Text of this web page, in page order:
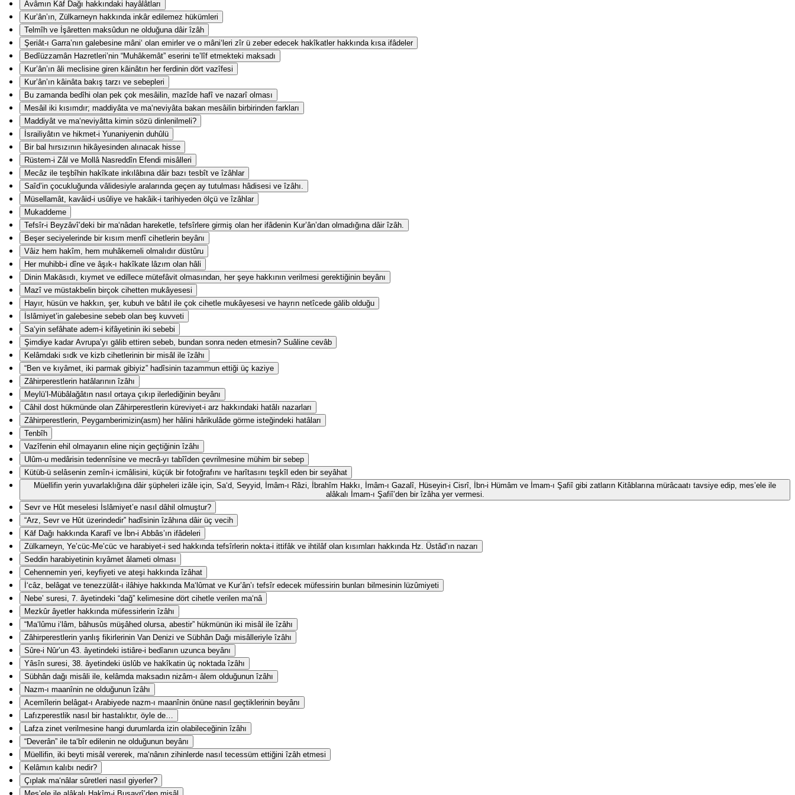
Avâmın Kāf Dağı hakkındaki hayâlâtları
Kur’ân’ın, Zülkarneyn hakkında inkâr edilemez hükümleri
Telmîh ve İşâretten maksûdun ne olduğuna dâir îzâh
Şeriât-ı Garra’nın galebesine mâni‘ olan emirler ve o mâni‘leri zîr ü zeber edecek hakîkatler hakkında kısa ifâdeler
Bedîüzzamân Hazretleri’nin “Muhâkemât” eserini te’lîf etmekteki maksadı
Kur’ân’ın âli meclisine giren kâinâtın her ferdinin dört vazîfesi
Kur’ân’ın kâinâta bakış tarzı ve sebepleri
Bu zamanda bedîhi olan pek çok mesâilin, mazîde hafî ve nazarî olması
Mesâil iki kısımdır; maddiyâta ve ma‘neviyâta bakan mesâilin birbirinden farkları
Maddiyât ve ma‘neviyâtta kimin sözü dinlenilmeli?
İsrailiyâtın ve hikmet-i Yunaniyenin duhûlü
Bir bal hırsızının hikâyesinden alınacak hisse
Rüstem-i Zâl ve Mollâ Nasreddîn Efendi misâlleri
Mecâz ile teşbîhin hakîkate inkılâbına dâir bazı tesbît ve îzâhlar
Saîd’in çocukluğunda vâlidesiyle aralarında geçen ay tutulması hâdisesi ve îzâhı.
Müsellamât, kavâid-i usûliye ve hakâik-i tarihiyeden ölçü ve îzâhlar
Mukaddeme
Tefsîr-i Beyzâvî’deki bir ma‘nâdan hareketle, tefsîrlere girmiş olan her ifâdenin Kur’ân’dan olmadığına dâir îzâh.
Beşer seciyelerinde bir kısım menfî cihetlerin beyânı
Vâiz hem hakîm, hem muhâkemeli olmalıdır düstûru
Her muhibb-i dîne ve âşık-ı hakîkate lâzım olan hâli
Dinin Makāsıdı, kıymet ve edillece mütefâvit olmasından, her şeye hakkının verilmesi gerektiğinin beyânı
Mazî ve müstakbelin birçok cihetten mukâyesesi
Hayır, hüsün ve hakkın, şer, kubuh ve bâtıl ile çok cihetle mukâyesesi ve hayrın netîcede gālib olduğu
İslâmiyet’in galebesine sebeb olan beş kuvveti
Sa‘yin sefâhate adem-i kifâyetinin iki sebebi
Şimdiye kadar Avrupa’yı gālib ettiren sebeb, bundan sonra neden etmesin? Suâline cevâb
Kelâmdaki sıdk ve kizb cihetlerinin bir misâl ile îzâhı
“Ben ve kıyâmet, iki parmak gibiyiz” hadîsinin tazammun ettiği üç kaziye
Zâhirperestlerin hatâlarının îzâhı
Meylü’l-Mübâlağâtın nasıl ortaya çıkıp ilerlediğinin beyânı
Câhil dost hükmünde olan Zâhirperestlerin küreviyet-i arz hakkındaki hatâlı nazarları
Zâhirperestlerin, Peygamberimizin(asm) her hâlini hârikulâde görme isteğindeki hatâları
Tenbîh
Vazîfenin ehil olmayanın eline niçin geçtiğinin îzâhı
Ulûm-u medârisin tedennîsine ve mecrâ-yı tabîîden çevrilmesine mühim bir sebep
Kütüb-ü selâsenin zemîn-i icmâlisini, küçük bir fotoğrafını ve harîtasını teşkîl eden bir seyâhat
Müellifin yerin yuvarlaklığına dâir şüpheleri izâle için, Sa‘d, Seyyid, İmâm-ı Râzi, İbrahîm Hakkı, İmâm-ı Gazalî, Hüseyin-i Cisrî, İbn-i Hümâm ve İmam-ı Şafiî gibi zatların Kitâblarına mürâcaatı tavsiye edip, mes’ele ile
alâkalı İmam-ı Şafiî’den bir îzâha yer vermesi.
Sevr ve Hût meselesi İslâmiyet’e nasıl dâhil olmuştur?
“Arz, Sevr ve Hût üzerindedir” hadîsinin îzâhına dâir üç vecih
Kāf Dağı hakkında Karafî ve İbn-i Abbâs’ın ifâdeleri
Zülkarneyn, Ye’cüc-Me’cüc ve harabiyet-i sed hakkında tefsîrlerin nokta-i ittifâk ve ihtilâf olan kısımları hakkında Hz. Üstâd’ın nazarı
Seddin harabiyetinin kıyâmet âlameti olması
Cehennemin yeri, keyfiyeti ve ateşi hakkında îzâhat
İ‘câz, belâgat ve tenezzülât-ı ilâhiye hakkında Ma‘lûmat ve Kur’ân’ı tefsîr edecek müfessirin bunları bilmesinin lüzûmiyeti
Nebe’ suresi, 7. âyetindeki “dağ” kelimesine dört cihetle verilen ma‘nâ
Mezkûr âyetler hakkında müfessirlerin îzâhı
“Ma‘lûmu i‘lâm, bâhusûs müşâhed olursa, abestir” hükmünün iki misâl ile îzâhı
Zâhirperestlerin yanlış fikirlerinin Van Denizi ve Sübhân Dağı misâlleriyle îzâhı
Sûre-i Nûr’un 43. âyetindeki istiâre-i bedîanın uzunca beyânı
Yâsîn suresi, 38. âyetindeki üslûb ve hakîkatin üç noktada îzâhı
Sübhân dağı misâli ile, kelâmda maksadın nizâm-ı âlem olduğunun îzâhı
Nazm-ı maanînin ne olduğunun îzâhı
Acemîlerin belâgat-ı Arabiyede nazm-ı maanînin önüne nasıl geçtiklerinin beyânı
Lafızperestlik nasıl bir hastalıktır, öyle de…
Lafza zinet verilmesine hangi durumlarda izin olabileceğinin îzâhı
“Deverân” ile ta‘bîr edilenin ne olduğunun beyânı
Müellifin, iki beyti misâl vererek, ma‘nânın zihinlerde nasıl tecessüm ettiğini îzâh etmesi
Kelâmın kalıbı nedir?
Çıplak ma‘nâlar sûretleri nasıl giyerler?